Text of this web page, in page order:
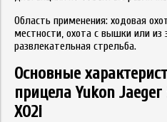
Область применения: ходовая
местности, охота с вышки или из
развлекательная стрельба.
Основные
прицела Yukon
X02i